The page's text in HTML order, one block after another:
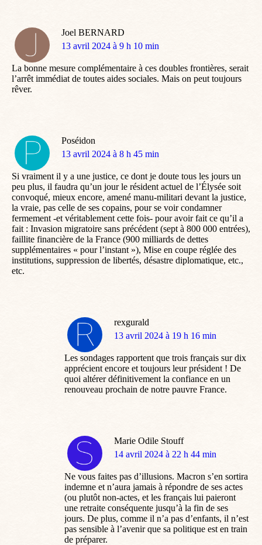
Joel BERNARD
dit
13 avril 2024 à 9 h 10 min
La bonne mesure complémentaire à ces doubles frontières, serait
l’arrêt immédiat de toutes aides sociales. Mais on peut toujours
rêver.
Poséidon
dit
13 avril 2024 à 8 h 45 min
Si vraiment il y a une justice, ce dont je doute tous les jours un
peu plus, il faudra qu’un jour le résident actuel de l’Élysée soit
convoqué, mieux encore, amené manu-militari devant la justice,
la vraie, pas celle de ses copains, pour se voir condamner
fermement -et véritablement cette fois- pour avoir fait ce qu’il a
fait : Invasion migratoire sans précédent (sept à 800 000 entrées),
faillite financière de la France (900 milliards de dettes
supplémentaires « pour l’instant »), Mise en coupe réglée des
institutions, suppression de libertés, désastre diplomatique, etc.,
etc.
rexgurald
dit
13 avril 2024 à 19 h 16 min
Les sondages rapportent que trois français sur dix
apprécient encore et toujours leur président ! De
quoi altérer définitivement la confiance en un
renouveau prochain de notre pauvre France.
Marie Odile Stouff
dit
14 avril 2024 à 22 h 44 min
Ne vous faites pas d’illusions. Macron s’en sortira
indemne et n’aura jamais à répondre de ses actes
(ou plutôt non-actes, et les français lui paieront
une retraite conséquente jusqu’à la fin de ses
jours. De plus, comme il n’a pas d’enfants, il n’est
pas sensible à l’avenir que sa politique est en train
de préparer.